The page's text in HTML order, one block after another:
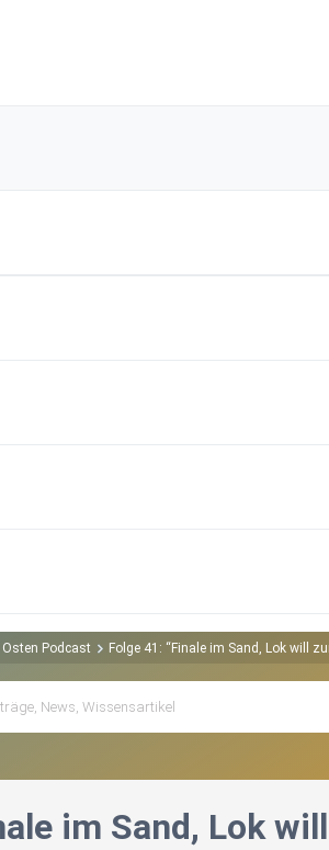
Podcast Folge 41: “Finale im Sand, Lok will
im Sand, Lok